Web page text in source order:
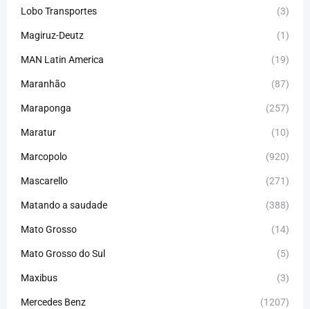
Lobo Transportes (3)
Magiruz-Deutz (1)
MAN Latin America (19)
Maranhão (87)
Maraponga (257)
Maratur (10)
Marcopolo (920)
Mascarello (271)
Matando a saudade (388)
Mato Grosso (14)
Mato Grosso do Sul (5)
Maxibus (3)
Mercedes Benz (1207)